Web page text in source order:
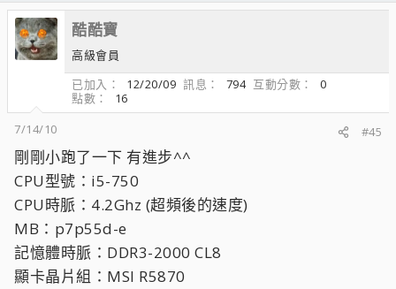
酷酷寶
高級會員
已加入
12/20/09 訊息 794 互動分數
0
點數
16
7/14/10
#45
剛剛小跑了一下 有進步^^
CPU型號：i5-750
CPU時脈：4.2Ghz (超頻後的速度)
MB：p7p55d-e
記憶體時脈：DDR3-2000 CL8
顯卡晶片組：MSI R5870